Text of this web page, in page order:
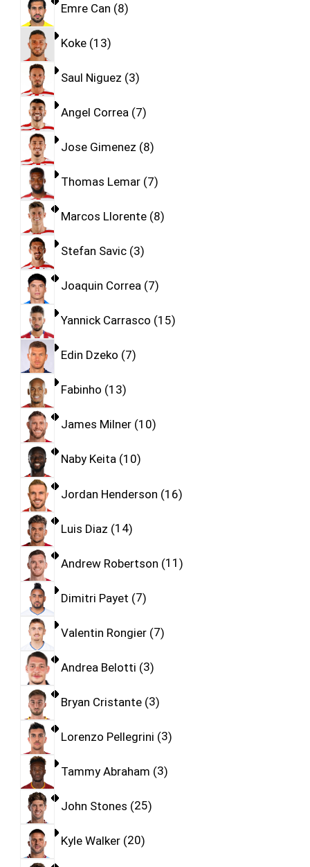
Emre Can 8
Koke 13
Saul Niguez 3
Angel Correa 7
Jose Gimenez 8
Thomas Lemar 7
Marcos Llorente 8
Stefan Savic 3
Joaquin Correa 7
Yannick Carrasco 15
Edin Dzeko 7
Fabinho 13
James Milner 10
Naby Keita 10
Jordan Henderson 16
Luis Diaz 14
Andrew Robertson 11
Dimitri Payet 7
Valentin Rongier 7
Andrea Belotti 3
Bryan Cristante 3
Lorenzo Pellegrini 3
Tammy Abraham 3
John Stones 25
Kyle Walker 20